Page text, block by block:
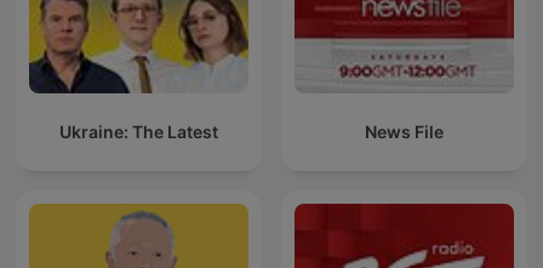
Ukraine: The Latest News File